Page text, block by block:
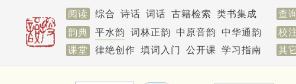
阅读 综合 诗话 词话 古籍检索 类书集成 查
韵典
平水韵 词林正韵 中原音韵 中华通韵 校
课堂
律绝创作 填词入门 公开课 学习指南 其它